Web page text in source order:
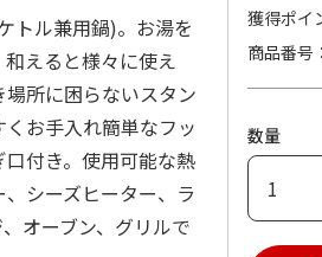
トル兼用鍋)。お湯を
えると様々に使え
所に困らないスタン
お手入れ簡単なフッ
付き。使用可能な熱
シーズヒーター、ラ
オーブン、グリルで
獲得ポイ
商品番号
数量